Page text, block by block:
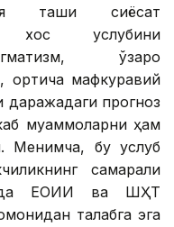
ташқи сиёсат
хос услубини
ўзаро
мафкуравий
даражадаги прогноз
муаммоларни ҳам
Менимча, бу услуб
самарали
ЕОИИ ва ШҲТ
талабга эга